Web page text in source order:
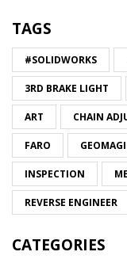
TAGS
#SOLIDWORKS
3RD BRAKE LIGHT
ART CHAIN
FARO
INSPECTION
REVERSE ENGINEER
CATEGORIES